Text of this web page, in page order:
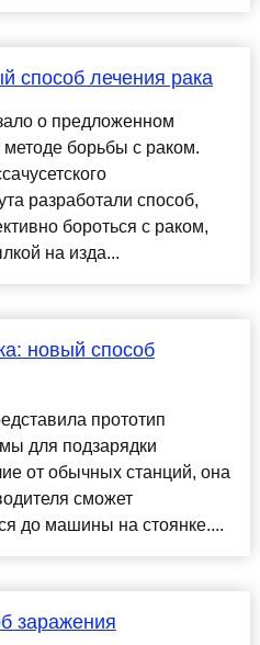
способ лечения рака
о предложенном
борьбы с раком.
разработали способ,
бороться с раком,
на изда...
новый способ
прототип
для подзарядки
от обычных станций, она
сможет
до машины на стоянке....
заражения